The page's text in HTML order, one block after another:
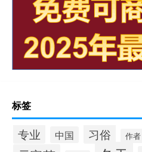
标签
专业 中国 习俗 作者